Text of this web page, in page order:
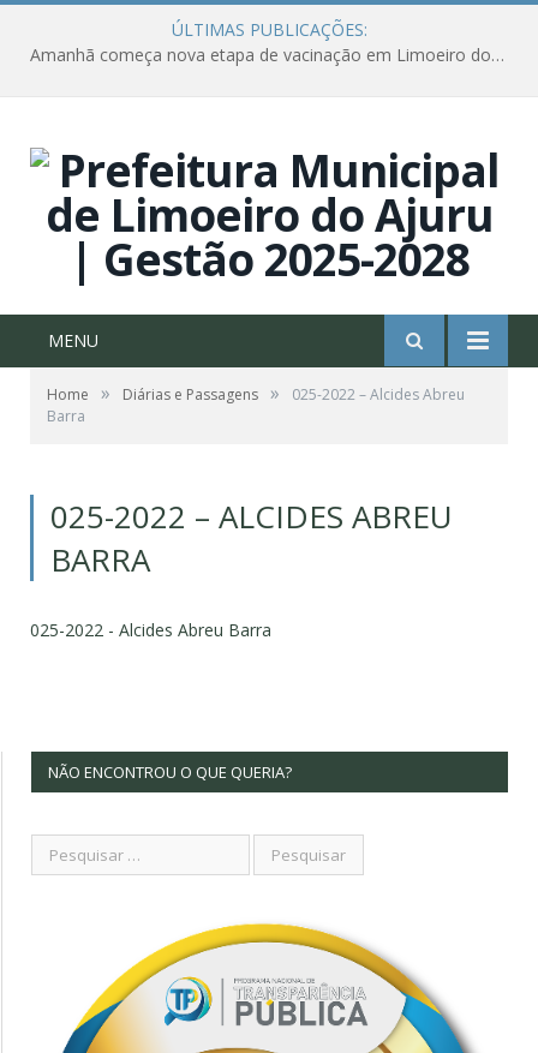
ÚLTIMAS PUBLICAÇÕES:
Amanhã começa nova etapa de vacinação em Limoeiro do Ajuru para idosos com 65 ou mais
MENU
Home » Diárias e Passagens »
025-2022 – Alcides Abreu
Barra
025-2022 – ALCIDES ABREU
BARRA
025-2022 - Alcides Abreu Barra
NÃO ENCONTROU O QUE QUERIA?